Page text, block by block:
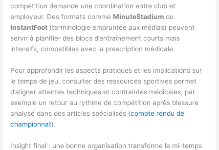
compétition demande une coordination entre club et
employeur. Des formats comme MinuteStadium ou
InstantFoot (terminologie empruntée aux médias) peuvent
servir à planifier des blocs d’entraînement courts mais
intensifs, compatibles avec la prescription médicale.
Pour approfondir les aspects pratiques et les implications sur
le temps de jeu, consulter des ressources sportives permet
d’aligner attentes techniques et contraintes médicales, par
exemple un retour au rythme de compétition après blessure
analysé dans des articles spécialisés (compte rendu de
championnat).
Insight final : une bonne organisation transforme le mi-temps